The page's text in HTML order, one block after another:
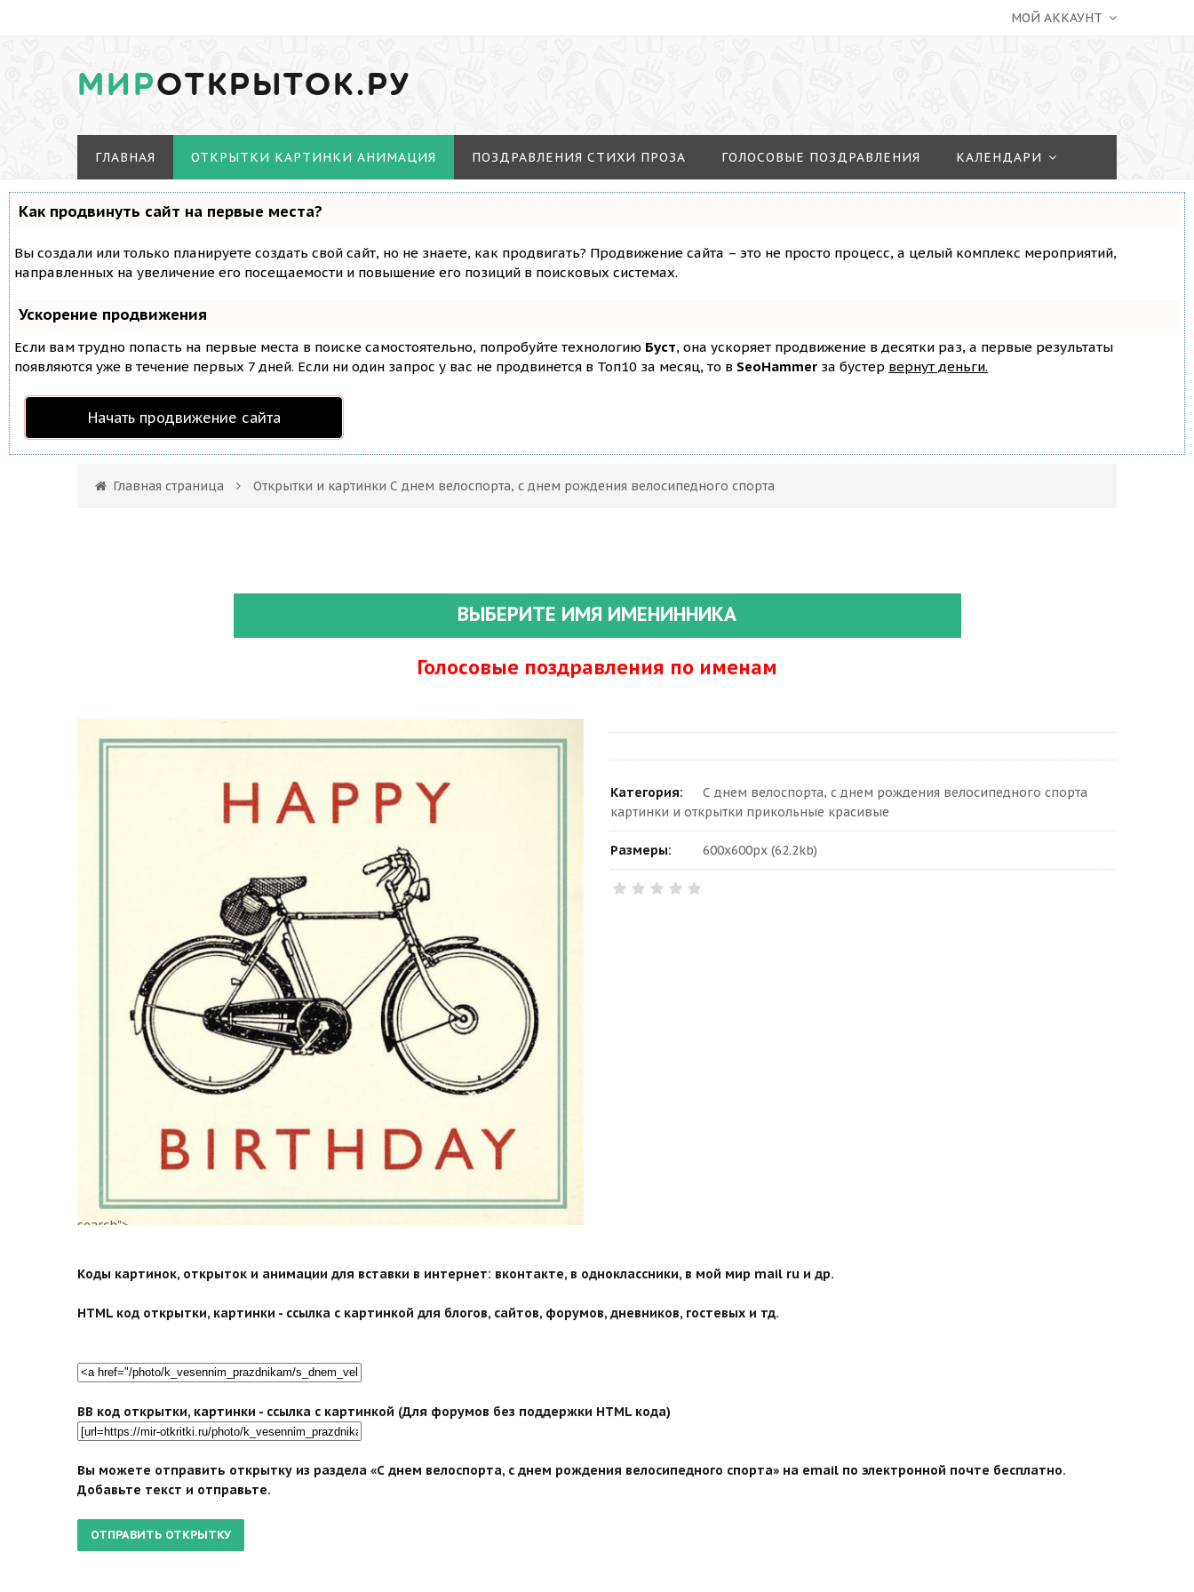
МОЙ АККАУНТ
МИРОТКРЫТОК.РУ
ГЛАВНАЯ ОТКРЫТКИ КАРТИНКИ АНИМАЦИЯ ПОЗДРАВЛЕНИЯ СТИХИ ПРОЗА ГОЛОСОВЫЕ ПОЗДРАВЛЕНИЯ КАЛЕНДАРИ
Как продвинуть сайт на первые места?
Вы создали или только планируете создать свой сайт, но не знаете, как продвигать? Продвижение сайта – это не просто процесс, а целый комплекс мероприятий,
направленных на увеличение его посещаемости и повышение его позиций в поисковых системах.
Ускорение продвижения
Если вам трудно попасть на первые места в поиске самостоятельно, попробуйте технологию Буст, она ускоряет продвижение в десятки раз, а первые результаты
появляются уже в течение первых 7 дней. Если ни один запрос у вас не продвинется в Топ10 за месяц, то в SeoHammer за бустер вернут деньги.
Начать продвижение сайта
Главная страница Открытки и картинки С днем велоспорта, с днем рождения велосипедного спорта
ВЫБЕРИТЕ ИМЯ ИМЕНИННИКА
Голосовые поздравления по именам
search">
Категория:
С днем велоспорта, с днем рождения велосипедного спорта
картинки и открытки прикольные красивые
Размеры: 600x600px (62.2kb)
Коды картинок, открыток и анимации для вставки в интернет: вконтакте, в одноклассники, в мой мир mail ru и др.
HTML код открытки, картинки - ссылка с картинкой для блогов, сайтов, форумов, дневников, гостевых и тд.
BB код открытки, картинки - ссылка с картинкой (Для форумов без поддержки HTML кода)
Вы можете отправить открытку из раздела «С днем велоспорта, с днем рождения велосипедного спорта» на email по электронной почте бесплатно.
Добавьте текст и отправьте.